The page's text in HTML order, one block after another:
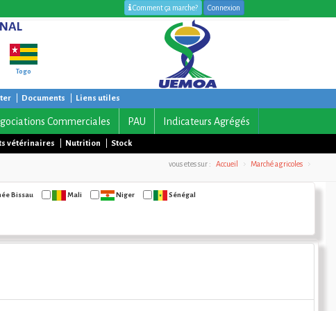
Comment ça marche? Connexion
Togo
Documents Liens utiles
Commerciales PAU Indicateurs Agrégés
vétérinaires Nutrition Stock
vous etes sur : Accueil Marché agricoles
Bissau Mali Niger Sénégal